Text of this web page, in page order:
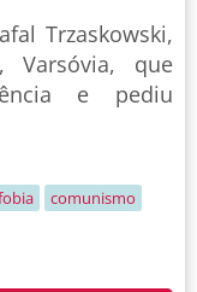
Trzaskowski,
que
e pediu
comunismo